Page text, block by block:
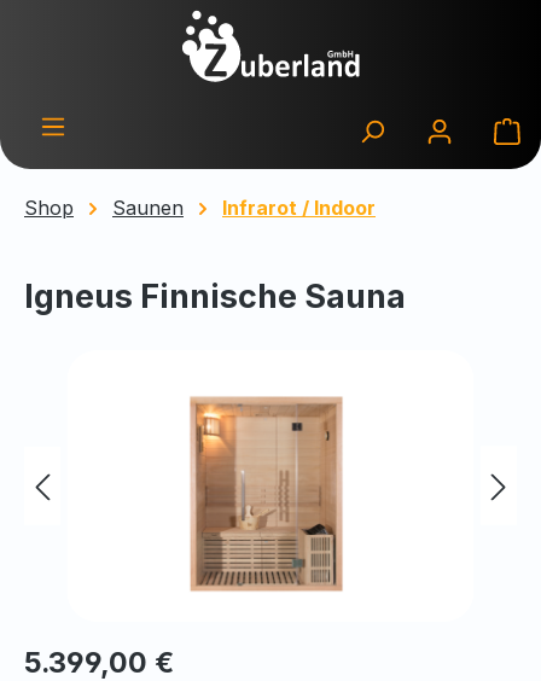
Zum Hauptinhalt springen
Shop Saunen Infrarot / Indoor
Igneus Finnische Sauna
Regulärer Preis:
5.399,00 €